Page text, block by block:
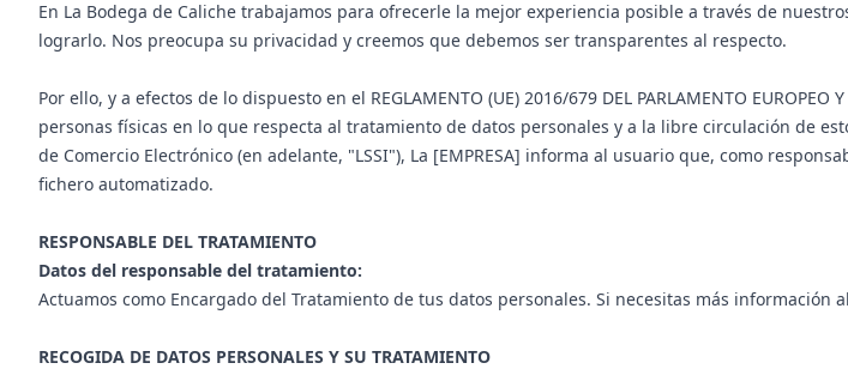
En La Bodega de Caliche trabajamos para ofrecerle la mejor experiencia posible a través de
lograrlo. Nos preocupa su privacidad y creemos que debemos ser transparentes al respecto.
Por ello, y a efectos de lo dispuesto en el REGLAMENTO (UE) 2016/679 DEL PARLAMENTO
personas físicas en lo que respecta al tratamiento de datos personales y a la libre circulación de
de Comercio Electrónico (en adelante, "LSSI"), La [EMPRESA] informa al usuario que, como
fichero automatizado.
RESPONSABLE DEL TRATAMIENTO
Datos del responsable del tratamiento:
Actuamos como Encargado del Tratamiento de tus datos personales. Si necesitas más información
RECOGIDA DE DATOS PERSONALES Y SU TRATAMIENTO